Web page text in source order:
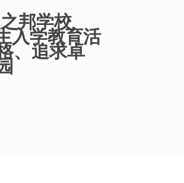
邦学校
入学教育活
、追求卓